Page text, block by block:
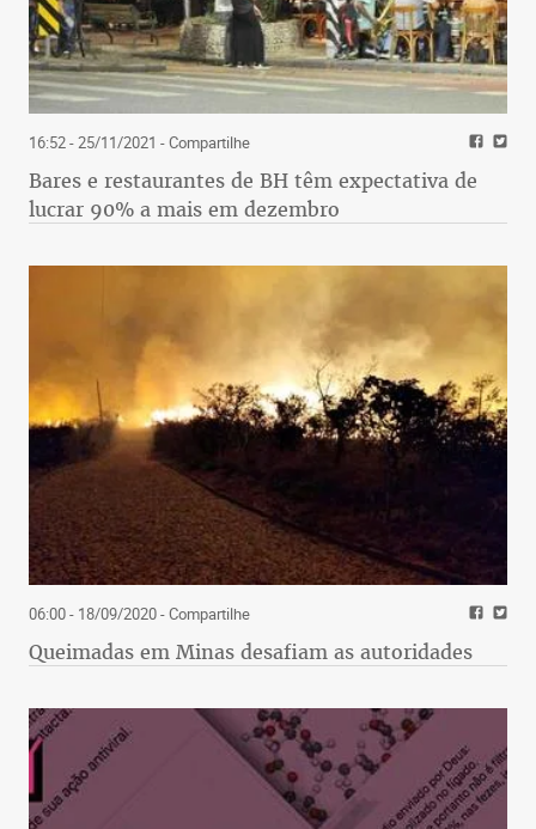
16:52 - 25/11/2021 - Compartilhe
Bares e restaurantes de BH têm expectativa de
lucrar 90% a mais em dezembro
06:00 - 18/09/2020- Compartilhe
Queimadas em Minas desafiam as autoridades